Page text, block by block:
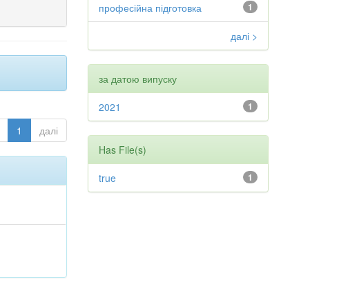
1 далі
1
професійна підготовка
далі >
за датою випуску
1
2021
Has File(s)
1
true